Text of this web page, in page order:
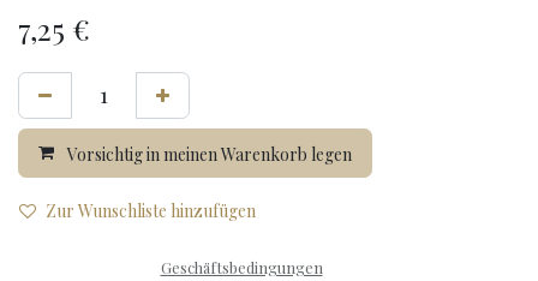
7,25 €
Vorsichtig in meinen Warenkorb legen
Zur Wunschliste hinzufügen
Geschäftsbedingungen